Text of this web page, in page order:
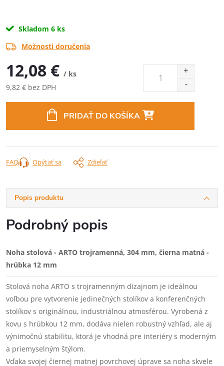
Skladom 6 ks
Možnosti doručenia
12,08 € / ks
9,82 € bez DPH
PRIDAŤ DO KOŠÍKA
Opýtať sa Zdieľať
FAQ
Popis produktu
Podrobný popis
Noha stolová - ARTO trojramenná, 304 mm, čierna matná -
hrúbka 12 mm
Stolová noha ARTO s trojramenným dizajnom je ideálnou
voľbou pre vytvorenie jedinečných stolíkov a konferenčných
stolíkov s originálnou, industriálnou atmosférou. Vyrobená z
kovu s hrúbkou 12 mm, dodáva nielen robustný vzhľad, ale aj
výnimočnú stabilitu, ktorá je vhodná pre interiéry s moderným
a priemyselným štýlom.
Vďaka svojej čiernej matnej povrchovej úprave sa noha skvele